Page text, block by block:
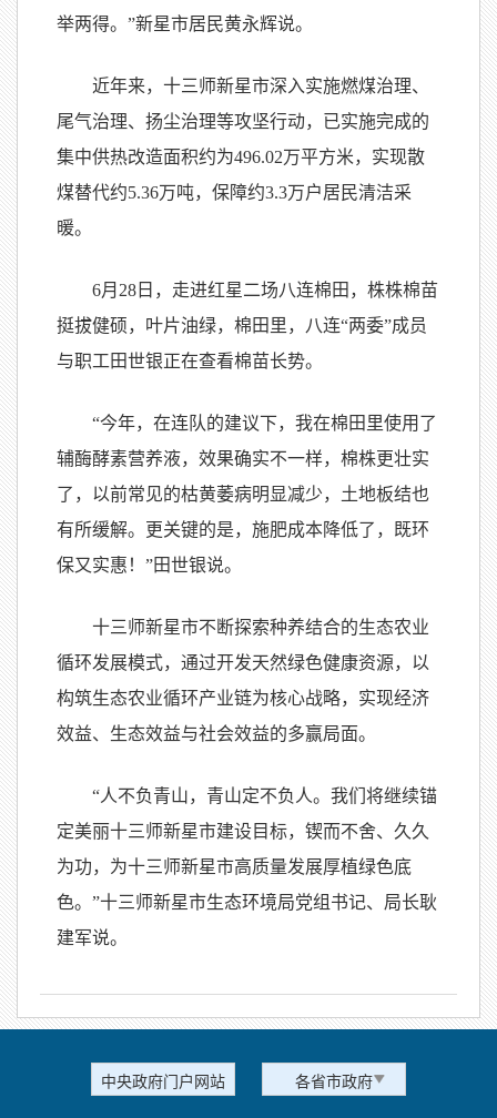
举两得。”新星市居民黄永辉说。
近年来，十三师新星市深入实施燃煤治理、
尾气治理、扬尘治理等攻坚行动，已实施完成的
集中供热改造面积约为496.02万平方米，实现散
煤替代约5.36万吨，保障约3.3万户居民清洁采
暖。
6月28日，走进红星二场八连棉田，株株棉苗
挺拔健硕，叶片油绿，棉田里，八连“两委”成员
与职工田世银正在查看棉苗长势。
“今年，在连队的建议下，我在棉田里使用了
辅酶酵素营养液，效果确实不一样，棉株更壮实
了，以前常见的枯黄萎病明显减少，土地板结也
有所缓解。更关键的是，施肥成本降低了，既环
保又实惠！”田世银说。
十三师新星市不断探索种养结合的生态农业
循环发展模式，通过开发天然绿色健康资源，以
构筑生态农业循环产业链为核心战略，实现经济
效益、生态效益与社会效益的多赢局面。
“人不负青山，青山定不负人。我们将继续锚
定美丽十三师新星市建设目标，锲而不舍、久久
为功，为十三师新星市高质量发展厚植绿色底
色。”十三师新星市生态环境局党组书记、局长耿
建军说。
中央政府门户网站 各省市政府